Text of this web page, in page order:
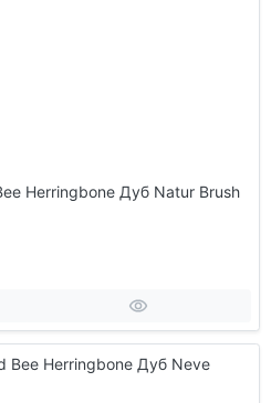
Herringbone Дуб Natur Brush